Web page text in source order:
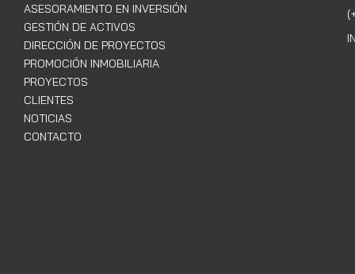
ASESORAMIENTO EN INVERSIÓN
GESTIÓN DE ACTIVOS
DIRECCIÓN DE PROYECTOS
PROMOCIÓN INMOBILIARIA
PROYECTOS
CLIENTES
NOTICIAS
CONTACTO